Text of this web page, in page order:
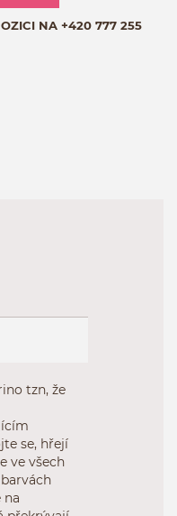
NA +420 777 255
tzn, že
se, hřejí
ve všech
na